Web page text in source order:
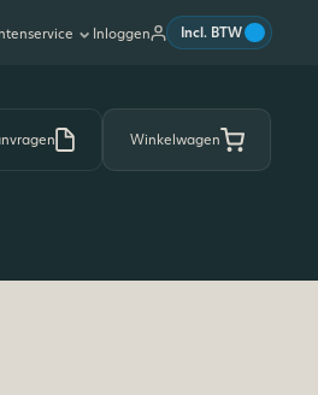
| Inloggen Incl. BTW
Winkelwagen